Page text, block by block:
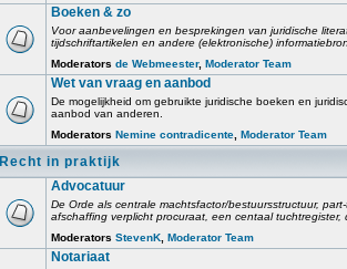
Boeken & zo
Voor aanbevelingen en besprekingen van juridische
tijdschriftartikelen en andere (elektronische)
Moderators de Webmeester, Moderator Team
Wet van vraag en aanbod
De mogelijkheid om gebruikte juridische boeken en
aanbod van anderen.
Moderators Nemine contradicente Moderator Team
Recht in praktijk
Advocatuur
De Orde als centrale machtsfactor/bestuursstructuur,
afschaffing verplicht procuraat, een centaal
Moderators StevenK Moderator Team
Notariaat